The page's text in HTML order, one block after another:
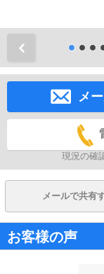
メ
現況の確
メールで共有
お客様の声